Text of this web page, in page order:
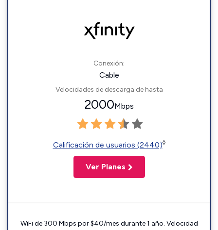
Conexión:
Cable
Velocidades de descarga de hasta
2000Mbps
Calificación de usuarios (2440)◊
Ver Planes
WiFi de 300 Mbps por $40/mes durante 1 año. Velocidad